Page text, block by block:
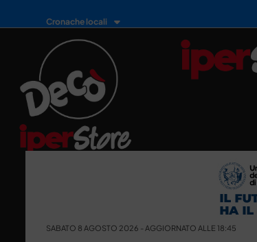
Cronache locali
SABATO 8 AGOSTO 2026 - AGGIORNATO ALLE 18:45